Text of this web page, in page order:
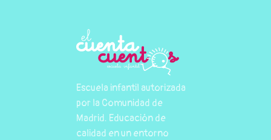
Escuela infantil autorizada
por la Comunidad de
Madrid. Educación de
calidad en un entorno